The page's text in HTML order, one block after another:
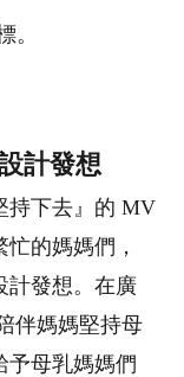
。
計發想
持下去』的 MV
的媽媽們，
計發想。在廣
伴媽媽堅持母
予母乳媽媽們